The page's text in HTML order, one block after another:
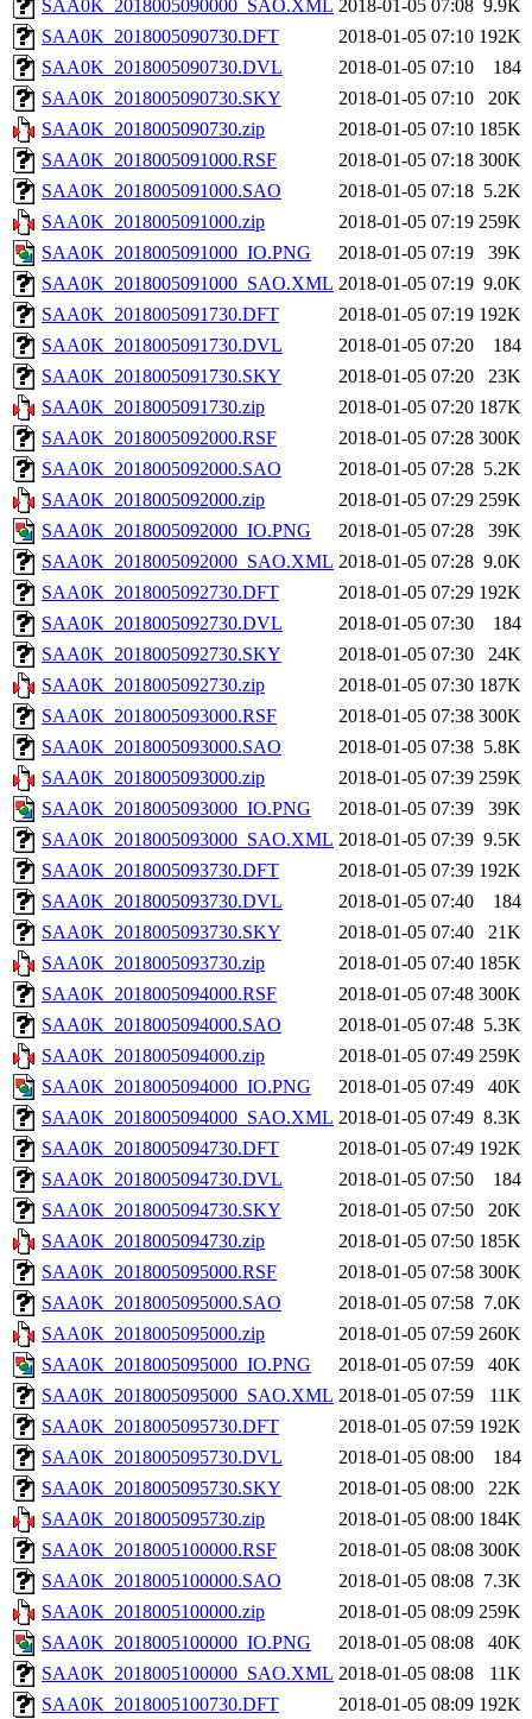
SAA0K_2018005090000_SAO.XML 2018-01-05 07:08 9.9K
SAA0K_2018005090730.DFT
2018-01-05 07:10 192K
SAA0K_2018005090730.DVL
2018-01-05 07:10
184
SAA0K_2018005090730.SKY
2018-01-05 07:10
20K
SAA0K_2018005090730.zip
2018-01-05 07:10 185K
SAA0K_2018005091000.RSF
2018-01-05 07:18 300K
SAA0K_2018005091000.SAO
2018-01-05 07:18 5.2K
SAA0K_2018005091000.zip
2018-01-05 07:19 259K
SAA0K_2018005091000_IO.PNG
2018-01-05 07:19
39K
SAA0K_2018005091000_SAO.XML 2018-01-05 07:19 9.0K
SAA0K_2018005091730.DFT
2018-01-05 07:19 192K
SAA0K_2018005091730.DVL
2018-01-05 07:20
184
SAA0K_2018005091730.SKY
2018-01-05 07:20
23K
SAA0K_2018005091730.zip
2018-01-05 07:20 187K
SAA0K_2018005092000.RSF
2018-01-05 07:28 300K
SAA0K_2018005092000.SAO
2018-01-05 07:28 5.2K
SAA0K_2018005092000.zip
2018-01-05 07:29 259K
SAA0K_2018005092000_IO.PNG
2018-01-05 07:28
39K
SAA0K_2018005092000_SAO.XML 2018-01-05 07:28 9.0K
SAA0K_2018005092730.DFT
2018-01-05 07:29 192K
SAA0K_2018005092730.DVL
2018-01-05 07:30
184
SAA0K_2018005092730.SKY
2018-01-05 07:30
24K
SAA0K_2018005092730.zip
2018-01-05 07:30 187K
SAA0K_2018005093000.RSF
2018-01-05 07:38 300K
SAA0K_2018005093000.SAO
2018-01-05 07:38 5.8K
SAA0K_2018005093000.zip
2018-01-05 07:39 259K
SAA0K_2018005093000_IO.PNG
2018-01-05 07:39
39K
SAA0K_2018005093000_SAO.XML 2018-01-05 07:39 9.5K
SAA0K_2018005093730.DFT
2018-01-05 07:39 192K
SAA0K_2018005093730.DVL
2018-01-05 07:40
184
SAA0K_2018005093730.SKY
2018-01-05 07:40
21K
SAA0K_2018005093730.zip
2018-01-05 07:40 185K
SAA0K_2018005094000.RSF
2018-01-05 07:48 300K
SAA0K_2018005094000.SAO
2018-01-05 07:48 5.3K
SAA0K_2018005094000.zip
2018-01-05 07:49 259K
SAA0K_2018005094000_IO.PNG
2018-01-05 07:49
40K
SAA0K_2018005094000_SAO.XML 2018-01-05 07:49 8.3K
SAA0K_2018005094730.DFT
2018-01-05 07:49 192K
SAA0K_2018005094730.DVL
2018-01-05 07:50
184
SAA0K_2018005094730.SKY
2018-01-05 07:50
20K
SAA0K_2018005094730.zip
2018-01-05 07:50 185K
SAA0K_2018005095000.RSF
2018-01-05 07:58 300K
SAA0K_2018005095000.SAO
2018-01-05 07:58 7.0K
SAA0K_2018005095000.zip
2018-01-05 07:59 260K
SAA0K_2018005095000_IO.PNG
2018-01-05 07:59
40K
SAA0K_2018005095000_SAO.XML 2018-01-05 07:59
11K
SAA0K_2018005095730.DFT
2018-01-05 07:59 192K
SAA0K_2018005095730.DVL
2018-01-05 08:00
184
SAA0K_2018005095730.SKY
2018-01-05 08:00
22K
SAA0K_2018005095730.zip
2018-01-05 08:00 184K
SAA0K_2018005100000.RSF
2018-01-05 08:08 300K
SAA0K_2018005100000.SAO
2018-01-05 08:08 7.3K
SAA0K_2018005100000.zip
2018-01-05 08:09 259K
SAA0K_2018005100000_IO.PNG
2018-01-05 08:08
40K
SAA0K_2018005100000_SAO.XML 2018-01-05 08:08
11K
SAA0K_2018005100730.DFT
2018-01-05 08:09 192K